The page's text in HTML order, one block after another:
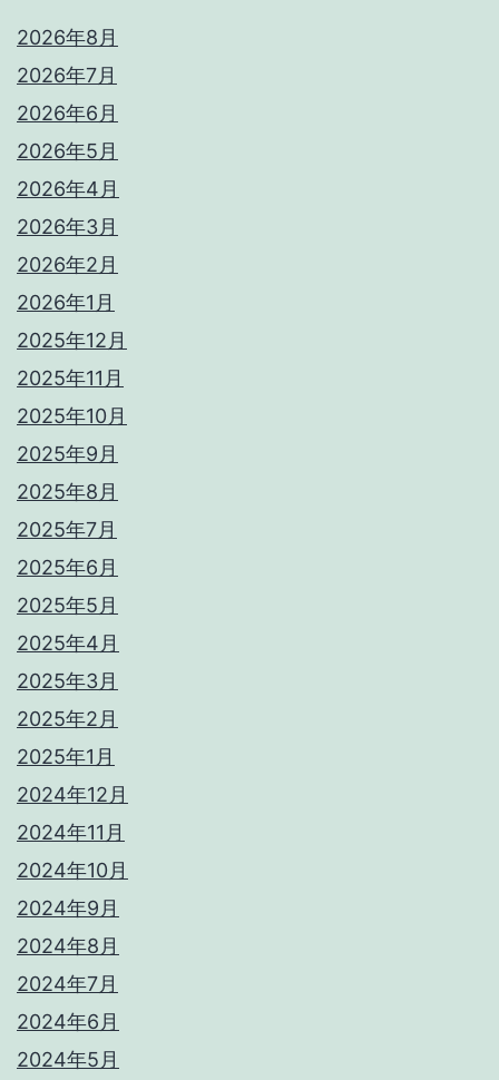
2026年8月
2026年7月
2026年6月
2026年5月
2026年4月
2026年3月
2026年2月
2026年1月
2025年12月
2025年11月
2025年10月
2025年9月
2025年8月
2025年7月
2025年6月
2025年5月
2025年4月
2025年3月
2025年2月
2025年1月
2024年12月
2024年11月
2024年10月
2024年9月
2024年8月
2024年7月
2024年6月
2024年5月